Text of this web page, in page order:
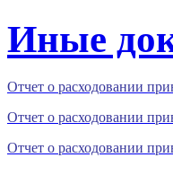
Иные
Отчет о расходовании
Отчет о расходовании
Отчет о расходовании